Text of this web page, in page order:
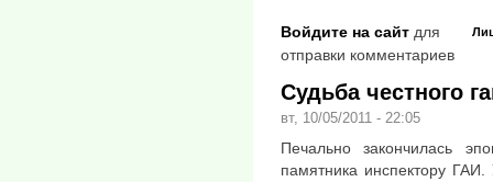
Войдите на сайт для
отправки комментариев
Судьба честного
вт, 10/05/2011 - 22:05
Печально закончилась
памятника инспектору